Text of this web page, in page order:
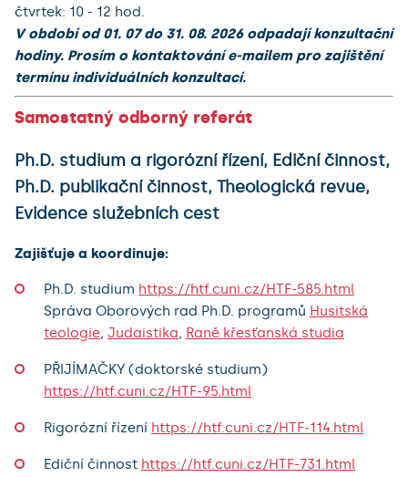
čtvrtek: 10 - 12 hod.
V období od 01. 07 do 31. 08. 2026 odpadají konzultační
hodiny. Prosím o kontaktování e-mailem pro zajištění
termínu individuálních konzultací.
Samostatný odborný referát
Ph.D. studium a rigorózní řízení, Ediční činnost,
Ph.D. publikační činnost, Theologická revue,
Evidence služebních cest
Zajišťuje a koordinuje:
Ph.D. studium https://htf.cuni.cz/HTF-585.html
Správa Oborových rad Ph.D. programů Husitská
teologie, Judaistika, Raně křesťanská studia
PŘIJÍMAČKY (doktorské studium)
https://htf.cuni.cz/HTF-95.html
Rigorózní řízení https://htf.cuni.cz/HTF-114.html
Ediční činnost https://htf.cuni.cz/HTF-731.html